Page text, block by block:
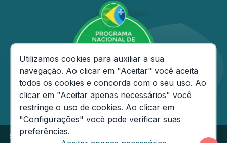
Secretaria de Estado da Fazenda do Amazonas
Consentimento de Cookies
Utilizamos cookies para auxiliar a sua
navegação. Ao clicar em "Aceitar" você aceita
todos os cookies e concorda com o seu uso. Ao
clicar em "Aceitar apenas necessários" você
restringe o uso de cookies. Ao clicar em
"Configurações" você pode verificar suas
preferências.